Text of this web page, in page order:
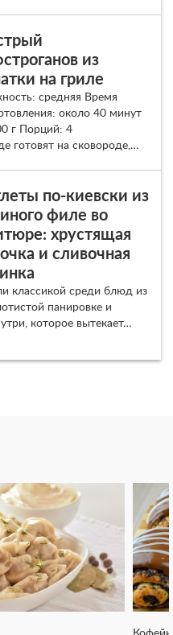
из
на гриле
средняя Время
около 40 минут
г Порций: 4
готовят на сковороде,…
по-киевски из
филе во
хрустящая
и сливочная
классикой среди блюд из
панировке и
которое вытекает…